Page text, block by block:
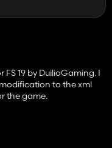
19 by DuilioGaming. I
to the xml
the game.